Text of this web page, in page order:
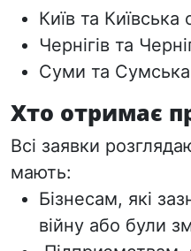
Київ та Київська
Чернігів та
Суми та
Хто отримає
Всі заявки
мають:
Бізнесам, які
війну або були